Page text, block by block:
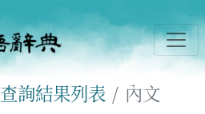
查詢結果列表 內文